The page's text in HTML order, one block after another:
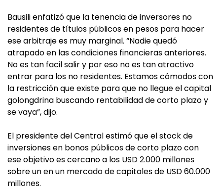
Bausili enfatizó que la tenencia de inversores no
residentes de títulos públicos en pesos para hacer
ese arbitraje es muy marginal. “Nadie quedó
atrapado en las condiciones financieras anteriores.
No es tan facil salir y por eso no es tan atractivo
entrar para los no residentes. Estamos cómodos con
la restricción que existe para que no llegue el capital
golongdrina buscando rentabilidad de corto plazo y
se vaya”, dijo.
El presidente del Central estimó que el stock de
inversiones en bonos públicos de corto plazo con
ese objetivo es cercano a los USD 2.000 millones
sobre un en un mercado de capitales de USD 60.000
millones.